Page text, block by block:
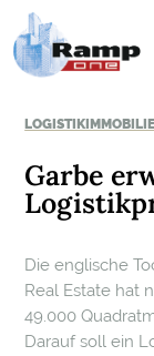
Garbe
Die englische
Real Estate hat
49.000
Darauf soll ein